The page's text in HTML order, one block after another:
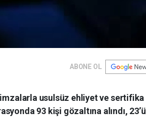
ABONE OL
usulsüz ehliyet ve sertifika
93 kişi gözaltına alındı, 23’ü